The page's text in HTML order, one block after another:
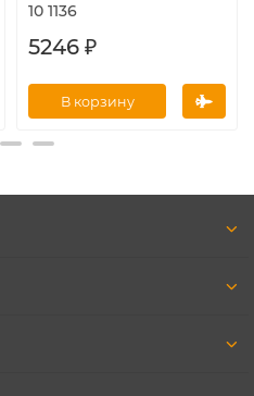
10 1136
5246 ₽
В корзину